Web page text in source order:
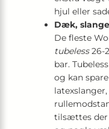
hjul eller
Dæk,
De fleste
tubeless26-
bar.
og kan
tilsættes der